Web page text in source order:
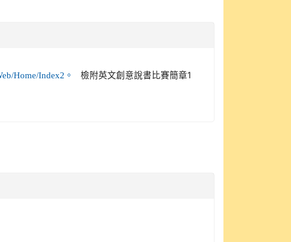
Home/Index2。
檢附英文創意說書比賽簡章1